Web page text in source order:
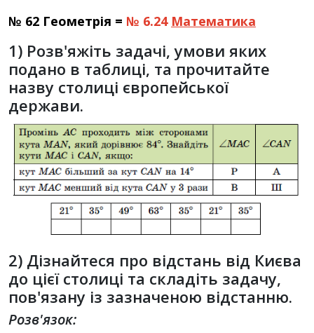
№ 62 Геометрія = № 6.24 Математика
1) Розв'яжіть задачі, умови яких
подано в таблиці, та прочитайте
назву столиці європейської
держави.
2) Дізнайтеся про відстань від Києва
до цієї столиці та складіть задачу,
пов'язану із зазначеною відстанню.
Розв'язок: